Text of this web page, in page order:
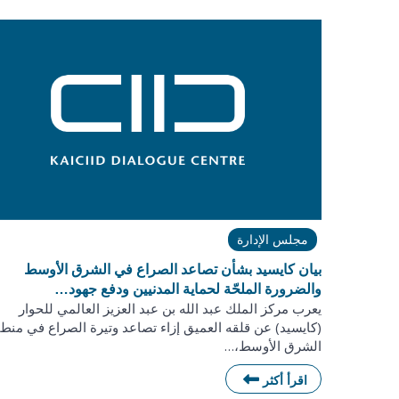
مجلس الإدارة
بيان كايسيد بشأن تصاعد الصراع في الشرق الأوسط
والضرورة الملحّة لحماية المدنيين ودفع جهود…
يعرب مركز الملك عبد الله بن عبد العزيز العالمي للحوار
(كايسيد) عن قلقه العميق إزاء تصاعد وتيرة الصراع في
الشرق الأوسط،…
اقرأ أكثر